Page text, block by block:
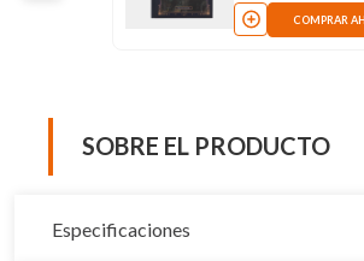
COMPRAR
SOBRE EL PRODUCTO
Especificaciones